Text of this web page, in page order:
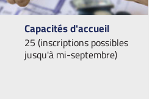
Capacités d'accueil
25 (inscriptions possibles
jusqu'à mi-septembre)